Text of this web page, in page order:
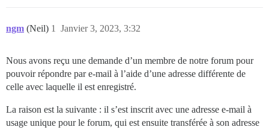
ngm (Neil) Janvier 3, 2023, 3:32
1
Nous avons reçu une demande d’un membre de notre forum pour
pouvoir répondre par e-mail à l’aide d’une adresse différente de
celle avec laquelle il est enregistré.
La raison est la suivante : il s’est inscrit avec une adresse e-mail à
usage unique pour le forum, qui est ensuite transférée à son adresse